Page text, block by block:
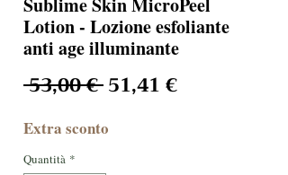
Lotion - Lozione esfoliante
anti age illuminante
53,00 € Prezzo regolare
51,41 €Prezzo
Extra sconto
Quantità *